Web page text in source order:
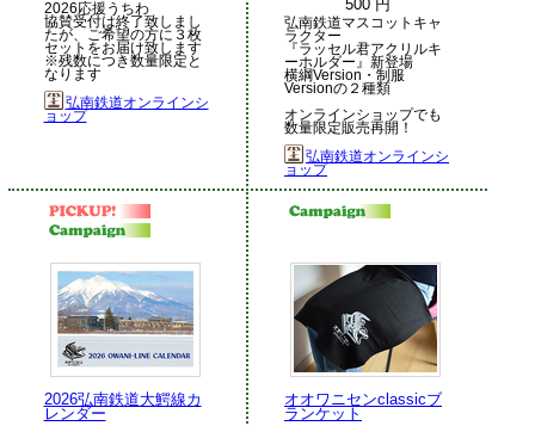
2026応援うちわ
協賛受付は終了致しまし
たが、ご希望の方に３枚
セットをお届け致します
※残数につき数量限定と
なります
弘南鉄道オンラインシ
ョップ
500 円
弘南鉄道マスコットキャ
ラクター
『ラッセル君アクリルキ
ーホルダー』新登場
横綱Version・制服
Versionの２種類
オンラインショップでも
数量限定販売再開！
弘南鉄道オンラインシ
ョップ
2026弘南鉄道大鰐線カ
レンダー
オオワニセンclassicブ
ランケット